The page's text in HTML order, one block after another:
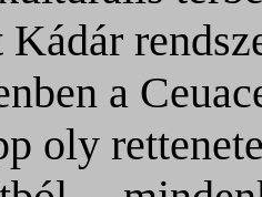
a
oly